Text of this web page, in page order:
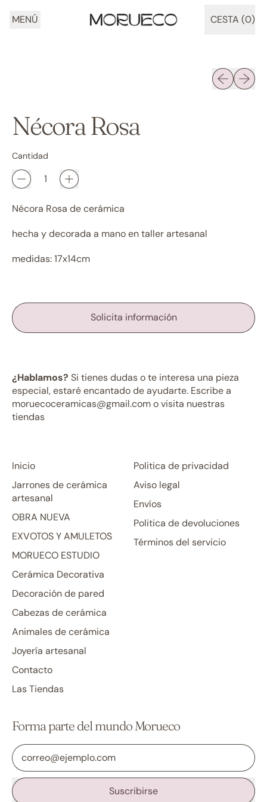
MENÚ CESTA (0)
ARTÍCULOS
Diapositiva
Nécora Rosa
Cantidad
Nécora Rosa de cerámica
hecha y decorada a mano en taller artesanal
medidas: 17x14cm
Solicita información
¿Hablamos? Si tienes dudas o te interesa una pieza
especial, estaré encantado de ayudarte. Escribe a
moruecoceramicas@gmail.com o visita nuestras
tiendas
Inicio
Jarrones de cerámica
artesanal
OBRA NUEVA
EXVOTOS Y AMULETOS
MORUECO ESTUDIO
Cerámica Decorativa
Decoración de pared
Cabezas de cerámica
Animales de cerámica
Joyería artesanal
Contacto
Las Tiendas
Politica de privacidad
Aviso legal
Envíos
Politica de devoluciones
Términos del servicio
Forma parte del mundo Morueco
Dirección de correo electrónico
Suscribirse